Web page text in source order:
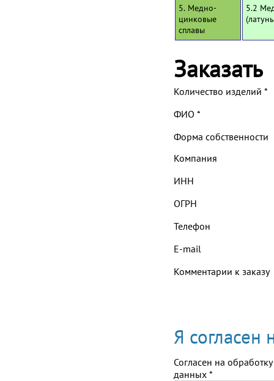
5. Медно-
цинковые
сплавы
5.2
Заказать
Количество изделий *
ФИО *
Форма собственности
Компания
ИНН
ОГРН
Телефон
E-mail
Комментарии к заказу
Я согласен
Согласен на обработку
данных *